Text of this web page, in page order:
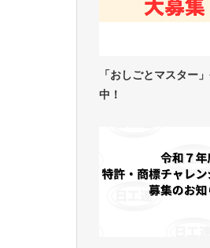
「おしごとマスター
中！